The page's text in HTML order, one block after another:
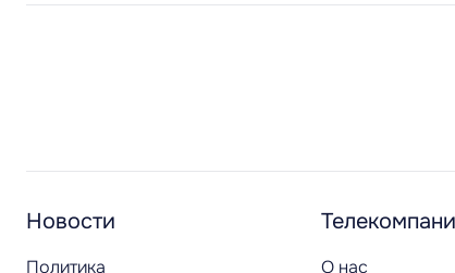
Новости
Политика
О нас